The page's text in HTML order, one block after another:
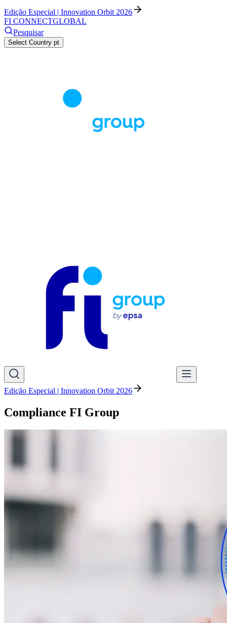
Edição Especial | Innovation Orbit 2026
FI CONNECTGLOBAL
Pesquisar
Select Country pt
Edição Especial | Innovation Orbit 2026
Compliance FI Group